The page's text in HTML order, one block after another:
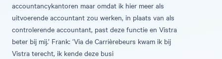
accountancykantoren maar omdat ik hier meer als
uitvoerende accountant zou werken, in plaats van als
controlerende accountant, past deze functie en Vistra
beter bij mij.’ Frank: ‘Via de Carrièrebeurs kwam ik bij
Vistra terecht, ik kende deze busi